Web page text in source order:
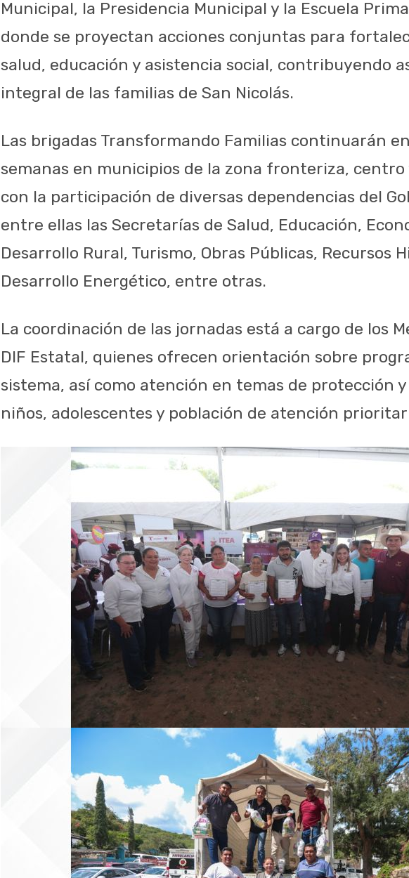
Municipal, la Presidencia Municipal y la Escuela
donde se proyectan acciones conjuntas para
salud, educación y asistencia social, contribuyendo
integral de las familias de San Nicolás.
Las brigadas Transformando Familias continuarán
semanas en municipios de la zona fronteriza, centro
con la participación de diversas dependencias del
entre ellas las Secretarías de Salud, Educación,
Desarrollo Rural, Turismo, Obras Públicas, Recursos
Desarrollo Energético, entre otras.
La coordinación de las jornadas está a cargo de los
DIF Estatal, quienes ofrecen orientación sobre
sistema, así como atención en temas de protección
niños, adolescentes y población de atención